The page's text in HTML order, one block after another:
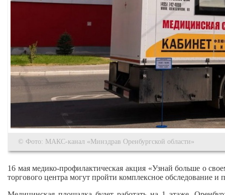
© Фото: МАКС-канал «Минздрав Оренбургской области»
16 мая медико-профилактическая акция «Узнай больше о
торгового центра могут пройти комплексное обследование и